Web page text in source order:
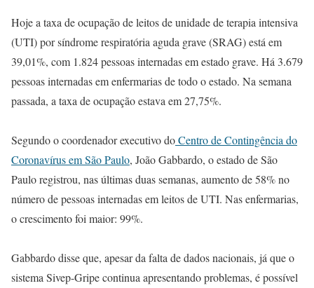
Hoje a taxa de ocupação de leitos de unidade de terapia intensiva
(UTI) por síndrome respiratória aguda grave (SRAG) está em
39,01%, com 1.824 pessoas internadas em estado grave. Há 3.679
pessoas internadas em enfermarias de todo o estado. Na semana
passada, a taxa de ocupação estava em 27,75%.
Segundo o coordenador executivo doCentro de Contingência do
Coronavírus em São Paulo, João Gabbardo, o estado de São
Paulo registrou, nas últimas duas semanas, aumento de 58% no
número de pessoas internadas em leitos de UTI. Nas enfermarias,
o crescimento foi maior: 99%.
Gabbardo disse que, apesar da falta de dados nacionais, já que o
sistema Sivep-Gripe continua apresentando problemas, é possível